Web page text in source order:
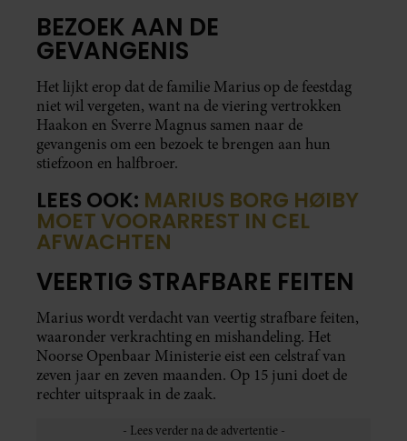
BEZOEK AAN DE
GEVANGENIS
Het lijkt erop dat de familie Marius op de feestdag
niet wil vergeten, want na de viering vertrokken
Haakon en Sverre Magnus samen naar de
gevangenis om een bezoek te brengen aan hun
stiefzoon en halfbroer.
LEES OOK: MARIUS BORG HØIBY
MOET VOORARREST IN CEL
AFWACHTEN
VEERTIG STRAFBARE FEITEN
Marius wordt verdacht van veertig strafbare feiten,
waaronder verkrachting en mishandeling. Het
Noorse Openbaar Ministerie eist een celstraf van
zeven jaar en zeven maanden. Op 15 juni doet de
rechter uitspraak in de zaak.